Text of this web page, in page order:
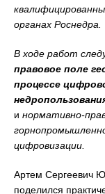
органах Роснедра.
В ходе работ
правовое поле
процессе
и нормативно-
цифровизации.
Артем Сергеевич
поделился